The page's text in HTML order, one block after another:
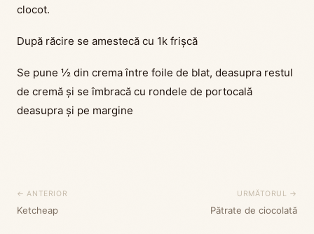
clocot.
După răcire se amestecă cu 1k frișcă
Se pune ½ din crema între foile de blat, deasupra restul
de cremă și se îmbracă cu rondele de portocală
deasupra și pe margine
← ANTERIOR
Ketcheap
URMĂTORUL →
Pătrate de ciocolată